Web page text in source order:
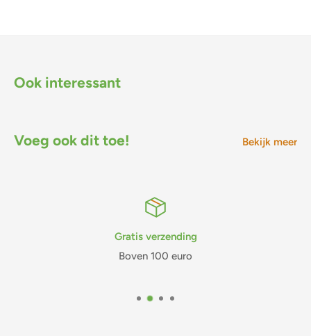
Ook interessant
Voeg ook dit toe! Bekijk meer
Gratis verzending
Boven 100 euro